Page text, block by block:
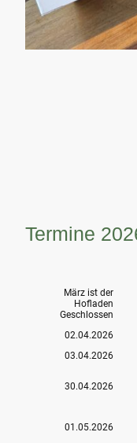
Termine
März ist der
Hofladen
Geschlossen
02.04.2026
03.04.2026
30.04.2026
01.05.2026